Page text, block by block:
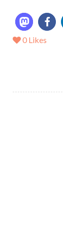
0 Likes